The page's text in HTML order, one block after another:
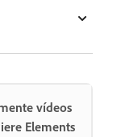
vídeos
Elements